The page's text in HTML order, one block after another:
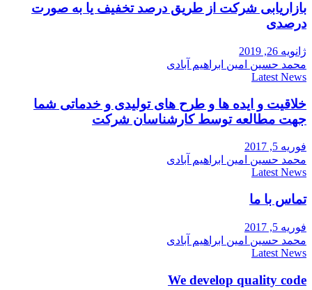
بازاریابی شرکت از طریق درصد تخفیف یا به صورت
درصدی
ژانویه 26, 2019
محمد حسین امین ابراهیم آبادی
Latest News
خلاقیت و ایده ها و طرح های تولیدی و خدماتی شما
جهت مطالعه توسط کارشناسان شرکت
فوریه 5, 2017
محمد حسین امین ابراهیم آبادی
Latest News
تماس با ما
فوریه 5, 2017
محمد حسین امین ابراهیم آبادی
Latest News
We develop quality code